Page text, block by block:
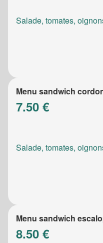
Salade, tomates,
Menu sandwich
7.50 €
Salade, tomates,
Menu sandwich
8.50 €